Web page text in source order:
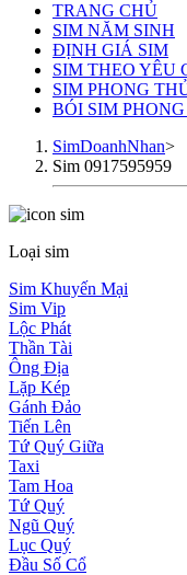
TRANG CHỦ
SIM NĂM SINH
ĐỊNH GIÁ SIM
SIM THEO YÊU
SIM PHONG
BÓI SIM
SimDoanhNhan>
Sim 0917595959
Loại sim
Sim Khuyến Mại
Sim Vip
Lộc Phát
Thần Tài
Ông Địa
Lặp Kép
Gánh Đảo
Tiến Lên
Tứ Quý Giữa
Taxi
Tam Hoa
Tứ Quý
Ngũ Quý
Lục Quý
Đầu Số Cổ